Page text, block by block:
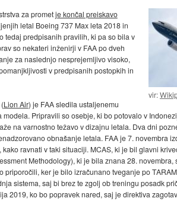
vir:
za prometje končal preiskavo
letal Boeing 737 Max leta 2018 in
tedaj predpisanih pravilih, ki pa so bila v
so nekateri inženirji v FAA po dveh
za naslednjo nesprejemljivo visoko,
v predpisanih postopkih in
Lion Air) je FAA sledila ustaljenemu
Pripravili so osebje, ki bo potovalo v
na varnostno težavo v dizajnu letala. Dva dni
obnašanje letala. FAA je 7. novembra
ravnati v taki situaciji. MCAS, ki je bil glavni
Methodology), ki je bila znana 28.
ker je bilo izračunano tveganje po
sistema, saj bi brez te zgolj ob treningu posadk
2019, ko bo popravek nared, saj je direktiva